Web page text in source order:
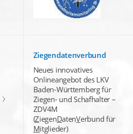
Ziegendatenverbund
Neues innovatives
Onlineangebot des LKV
Baden-Württemberg für
Ziegen- und Schafhalter –
ZDV4M
(ZiegenDatenVerbund für
Mitglieder)